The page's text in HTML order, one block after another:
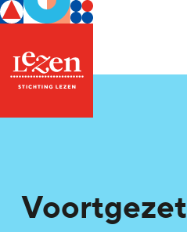
Voortgezet